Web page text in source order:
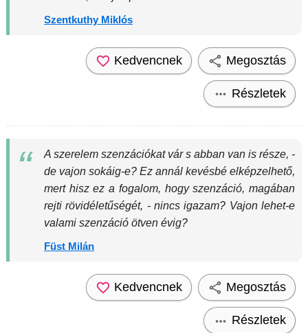
Szentkuthy Miklós
Kedvencnek Megosztás
Részletek
A szerelem szenzációkat vár s abban van is része, -
de vajon sokáig-e? Ez annál kevésbé elképzelhető,
mert hisz ez a fogalom, hogy szenzáció, magában
rejti rövidéletűségét, - nincs igazam? Vajon lehet-e
valami szenzáció ötven évig?
Füst Milán
Kedvencnek Megosztás
Részletek